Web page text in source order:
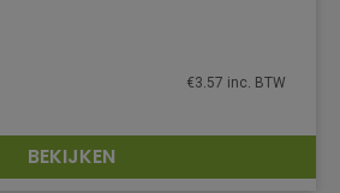
DETAILS
€3.57 inc. BTW
BEKIJKEN